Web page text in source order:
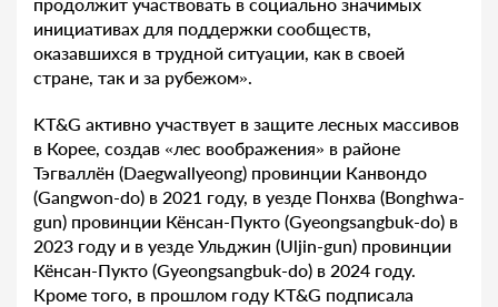
инициативах для поддержки сообществ,
оказавшихся в трудной ситуации, как в своей
стране, так и за рубежом».
KT&G активно участвует в защите лесных массивов
в Корее, создав «лес воображения» в районе
Тэгваллён (Daegwallyeong) провинции Канвондо
(Gangwon-do) в 2021 году, в уезде Понхва (Bonghwa-
gun) провинции Кёнсан-Пукто (Gyeongsangbuk-do) в
2023 году и в уезде Ульджин (Uljin-gun) провинции
Кёнсан-Пукто (Gyeongsangbuk-do) в 2024 году.
Кроме того, в прошлом году KT&G подписала